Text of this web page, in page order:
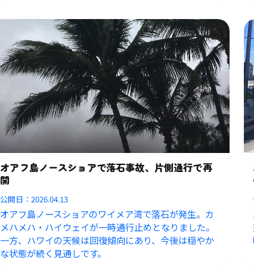
オアフ島ノースショアで落石事故、片側通行で再
開
公開日：2026.04.13
オアフ島ノースショアのワイメア湾で落石が発生。カ
メハメハ・ハイウェイが一時通行止めとなりました。
一方、ハワイの天候は回復傾向にあり、今後は穏やか
な状態が続く見通しです。